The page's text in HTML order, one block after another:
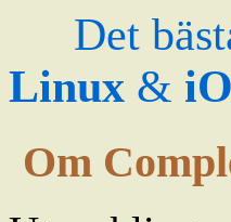
Det
Linux &
Om